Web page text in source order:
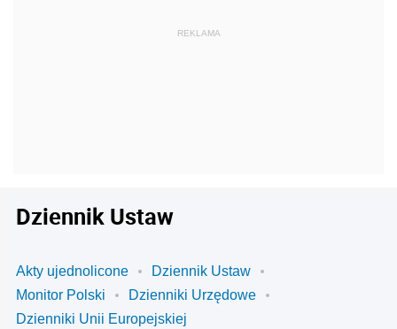
Dziennik Ustaw
Akty ujednolicone
Dziennik Ustaw
Monitor Polski
Dzienniki Urzędowe
Dzienniki Unii Europejskiej